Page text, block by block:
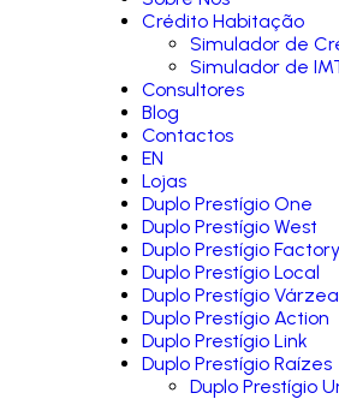
Crédito Habitação
Simulador de
Simulador de
Consultores
Blog
Contactos
EN
Lojas
Duplo Prestígio One
Duplo Prestígio West
Duplo Prestígio Factory
Duplo Prestígio Local
Duplo Prestígio Várzea
Duplo Prestígio Action
Duplo Prestígio Link
Duplo Prestígio Raízes
Duplo Prestígio